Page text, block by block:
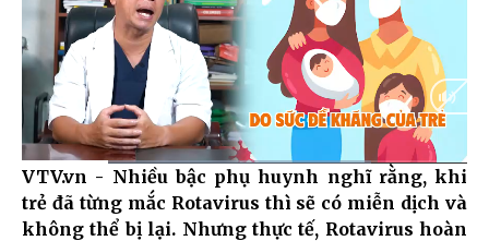
Current
Time
0:10 / Duration
0:51
VTV.vn - Nhiều bậc phụ huynh nghĩ rằng, khi
trẻ đã từng mắc Rotavirus thì sẽ có miễn dịch và
không thể bị lại. Nhưng thực tế, Rotavirus hoàn